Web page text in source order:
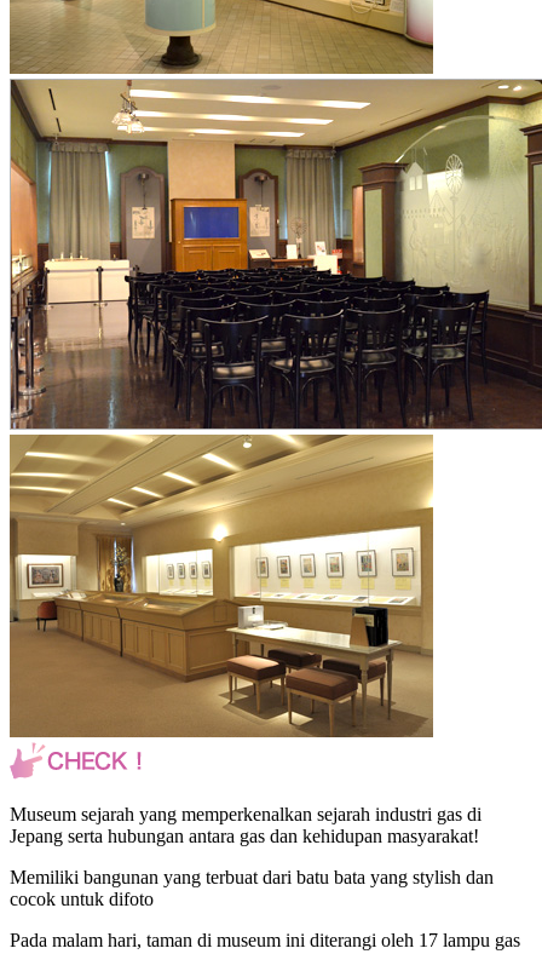
Museum sejarah yang memperkenalkan sejarah industri gas di
Jepang serta hubungan antara gas dan kehidupan masyarakat!
Memiliki bangunan yang terbuat dari batu bata yang stylish dan
cocok untuk difoto
Pada malam hari, taman di museum ini diterangi oleh 17 lampu gas